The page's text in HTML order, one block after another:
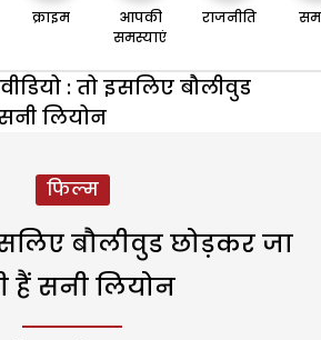
क्राइम
आपकी
समस्याएं
राजनीति
वीडियो : तो इसलिए बौलीवुड
लियोन
फिल्म
बौलीवुड छोड़कर जा
हैं सनी लियोन